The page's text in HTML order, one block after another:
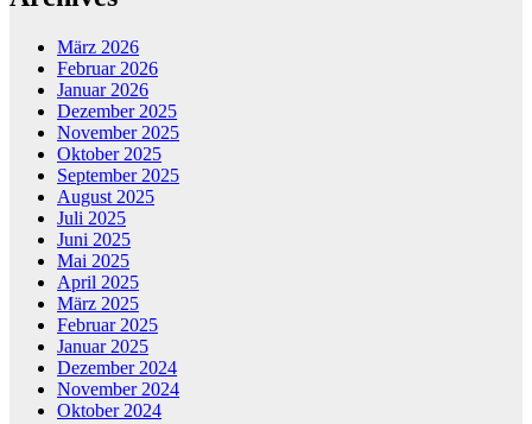
März 2026
Februar 2026
Januar 2026
Dezember 2025
November 2025
Oktober 2025
September 2025
August 2025
Juli 2025
Juni 2025
Mai 2025
April 2025
März 2025
Februar 2025
Januar 2025
Dezember 2024
November 2024
Oktober 2024